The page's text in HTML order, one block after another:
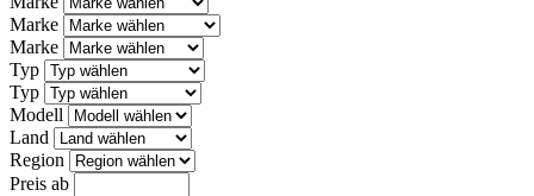
Marke
Marke
Typ
Typ
Modell
Land
Region
Preis ab